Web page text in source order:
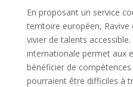
En proposant un service
territoire européen,
vivier de talents
internationale permet aux
bénéficier de
pourraient être difficiles à